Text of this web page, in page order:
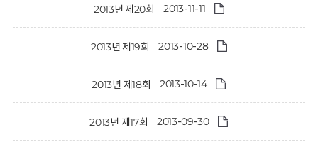
2013년 제20회 2013-11-11
2013년 제19회 2013-10-28
2013년 제18회 2013-10-14
2013년 제17회 2013-09-30